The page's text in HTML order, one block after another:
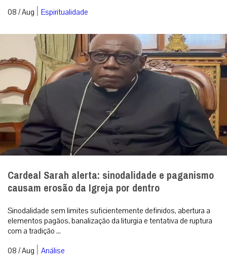
08 / Aug | Espiritualidade
Cardeal Sarah alerta: sinodalidade e paganismo
causam erosão da Igreja por dentro
Sinodalidade sem limites suficientemente definidos, abertura a
elementos pagãos, banalização da liturgia e tentativa de ruptura
com a tradição ...
08 / Aug | Análise